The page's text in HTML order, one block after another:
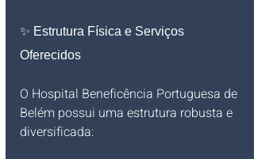
✨ Estrutura Física e Serviços
Oferecidos
O Hospital Beneficência Portuguesa de
Belém possui uma estrutura robusta e
diversificada: